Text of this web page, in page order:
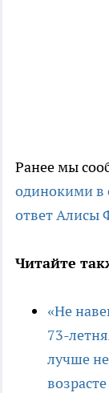
Ранее мы
одинокими в
ответ Алисы
Читайте
«Не
73-
лучше
возрасте